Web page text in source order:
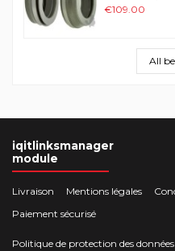
€109.00
All
iqitlinksmanager
module
Livraison Mentions légales
Paiement sécurisé
Politique de protection des